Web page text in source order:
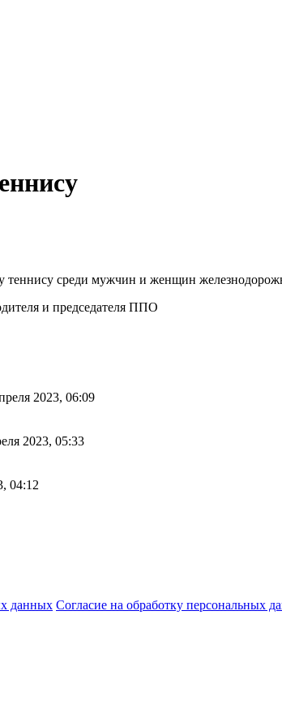
теннису среди мужчин и женщин
и председателя ППО
2023, 06:09
2023, 05:33
04:12
данных Согласие на обработку персональных